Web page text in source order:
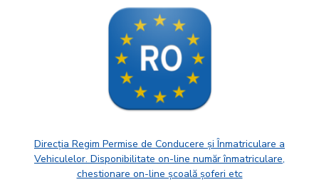
Direcția Regim Permise de Conducere și Înmatriculare a
Vehiculelor. Disponibilitate on-line număr înmatriculare,
chestionare on-line școală șoferi etc